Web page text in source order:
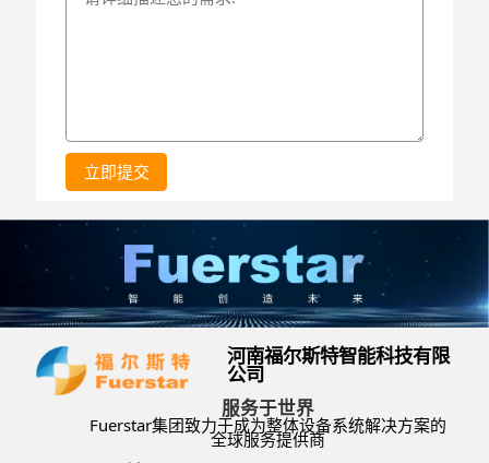
立即提交
河南福尔斯特智能科技有限
公司
服务于世界
Fuerstar集团致力于成为整体设备系统解决方案的
全球服务提供商